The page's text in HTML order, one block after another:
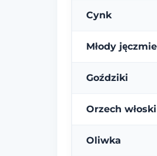
Cynk
Młody
Goździki
Orzech włoski
Oliwka